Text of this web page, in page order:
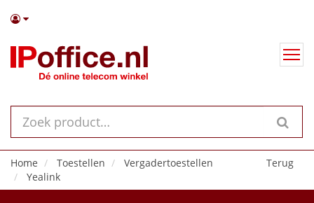
Terug
Home Toestellen
Vergadertoestellen
Yealink